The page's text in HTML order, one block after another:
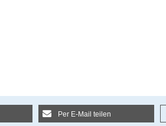
Per E-Mail teilen